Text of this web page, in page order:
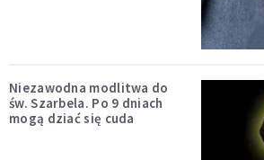
Niezawodna modlitwa do
św. Szarbela. Po 9 dniach
mogą dziać się cuda